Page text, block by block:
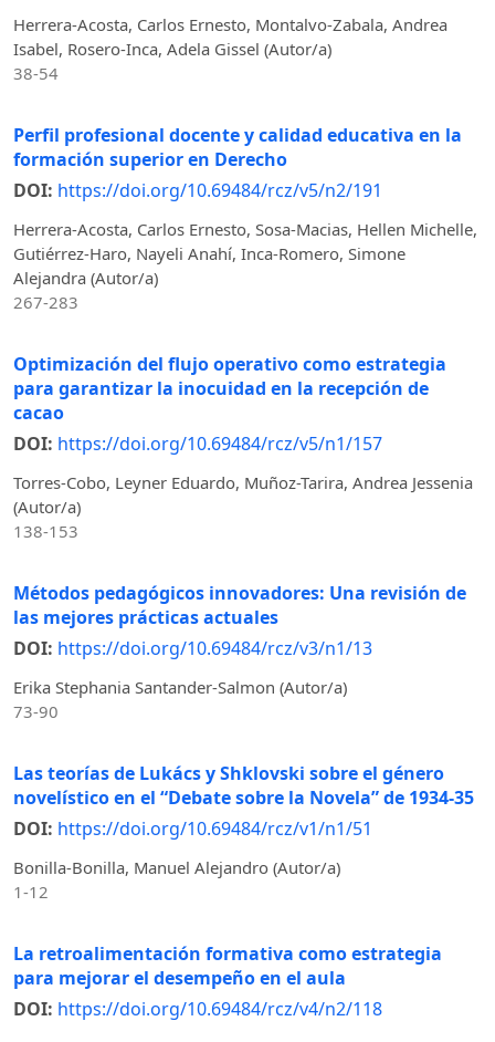
Herrera-Acosta, Carlos Ernesto, Montalvo-Zabala, Andrea
Isabel, Rosero-Inca, Adela Gissel (Autor/a)
38-54
Perfil profesional docente y calidad educativa en la
formación superior en Derecho
DOI: https://doi.org/10.69484/rcz/v5/n2/191
Herrera-Acosta, Carlos Ernesto, Sosa-Macias, Hellen Michelle,
Gutiérrez-Haro, Nayeli Anahí, Inca-Romero, Simone
Alejandra (Autor/a)
267-283
Optimización del flujo operativo como estrategia
para garantizar la inocuidad en la recepción de
cacao
DOI: https://doi.org/10.69484/rcz/v5/n1/157
Torres-Cobo, Leyner Eduardo, Muñoz-Tarira, Andrea Jessenia
(Autor/a)
138-153
Métodos pedagógicos innovadores: Una revisión de
las mejores prácticas actuales
DOI: https://doi.org/10.69484/rcz/v3/n1/13
Erika Stephania Santander-Salmon (Autor/a)
73-90
Las teorías de Lukács y Shklovski sobre el género
novelístico en el “Debate sobre la Novela” de 1934-35
DOI: https://doi.org/10.69484/rcz/v1/n1/51
Bonilla-Bonilla, Manuel Alejandro (Autor/a)
1-12
La retroalimentación formativa como estrategia
para mejorar el desempeño en el aula
DOI: https://doi.org/10.69484/rcz/v4/n2/118